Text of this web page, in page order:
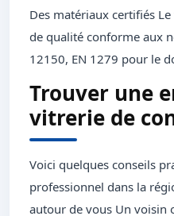
Des matériaux certifiés
de qualité conforme aux
12150, EN 1279 pour le
Trouver une
vitrerie de
Voici quelques conseils
professionnel dans la
autour de vous Un voisin